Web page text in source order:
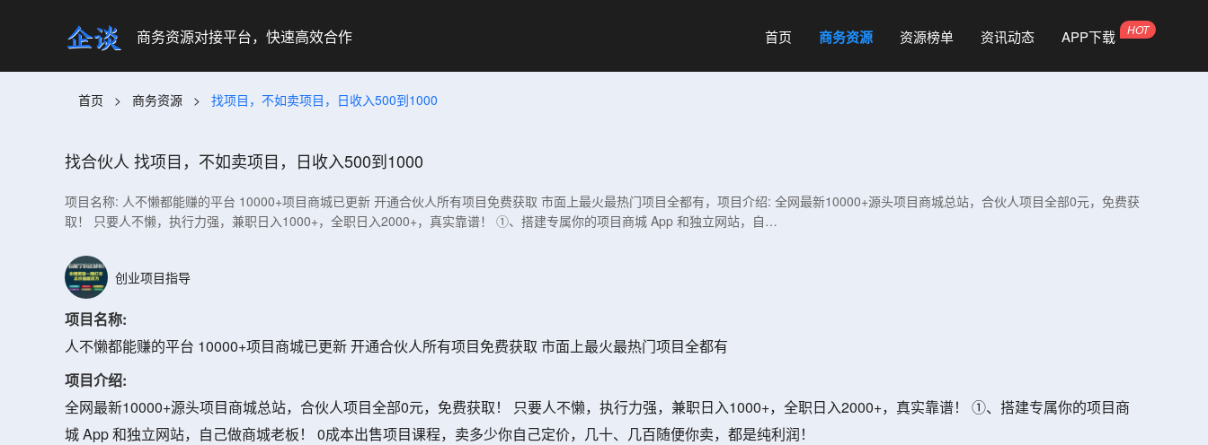
商务资源对接平台，快速高效合作 首页 商务资源 资源榜单 资讯动态 APP下载
首页 > 商务资源 > 找项目，不如卖项目，日收入500到1000
找合伙人 找项目，不如卖项目，日收入500到1000
项目名称: 人不懒都能赚的平台 10000+项目商城已更新 开通合伙人所有项目免费获取 市面上最火最热门项目全都有，项目介绍: 全网最新10000+源头项目商城总站，合伙人项目全部0元，免费获
取！ 只要人不懒，执行力强，兼职日入1000+，全职日入2000+，真实靠谱！ ➀、搭建专属你的项目商城 App 和独立网站，自…
创业项目指导
项目名称:
人不懒都能赚的平台 10000+项目商城已更新 开通合伙人所有项目免费获取 市面上最火最热门项目全都有
项目介绍:
全网最新10000+源头项目商城总站，合伙人项目全部0元，免费获取！ 只要人不懒，执行力强，兼职日入1000+，全职日入2000+，真实靠谱！ ➀、搭建专属你的项目商
城 App 和独立网站，自己做商城老板！ 0成本出售项目课程，卖多少你自己定价，几十、几百随便你卖，都是纯利润！